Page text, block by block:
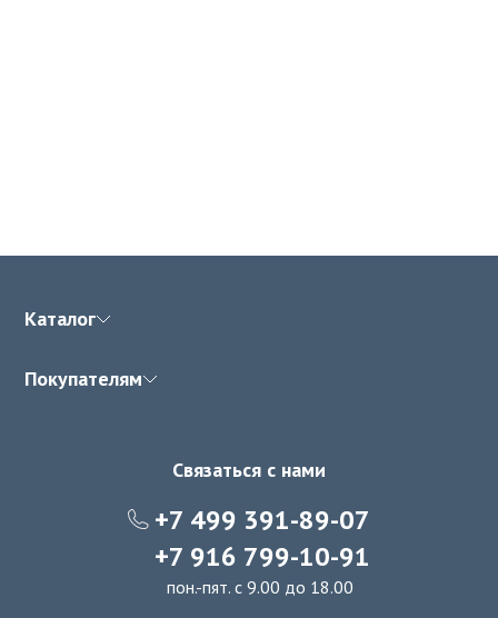
Каталог
Покупателям
Связаться с нами
+7 499 391-89-07
+7 916 799-10-91
пон.-пят. с 9.00 до 18.00